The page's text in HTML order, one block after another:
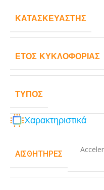
ΚΑΤΑΣΚΕΥΑΣΤΉΣ
ΈΤΟΣ ΚΥΚΛΟΦΟΡΊΑΣ
ΤΎΠΟΣ
Χαρακτηριστικά
ΑΙΣΘΗΤΉΡΕΣ